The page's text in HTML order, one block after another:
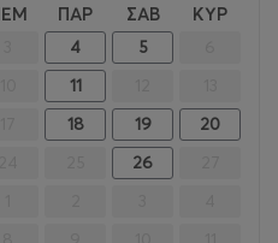
ΠΑΡ ΣΑΒ ΚΥΡ
4 5
11
18 19
20
26